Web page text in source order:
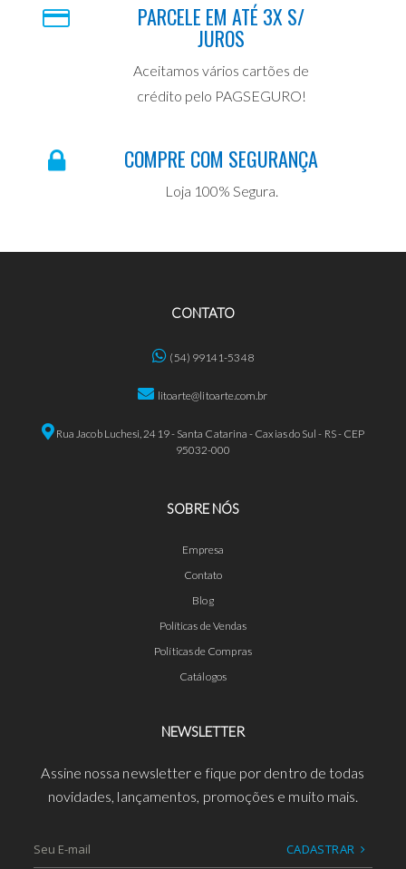
PARCELE EM ATÉ 3X S/
JUROS
Aceitamos vários cartões de
crédito pelo PAGSEGURO!
COMPRE COM SEGURANÇA
Loja 100% Segura.
CONTATO
(54) 99141-5348
litoarte@litoarte.com.br
Rua Jacob Luchesi, 2419 - Santa Catarina - Caxias do Sul - RS - CEP
95032-000
SOBRE NÓS
Empresa
Contato
Blog
Políticas de Vendas
Políticas de Compras
Catálogos
NEWSLETTER
Assine nossa newsletter e fique por dentro de todas
novidades, lançamentos, promoções e muito mais.
CADASTRAR